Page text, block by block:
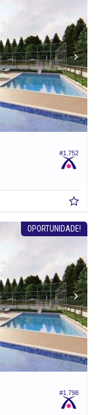
#1.752
OPORTUNIDADE!
#1.798